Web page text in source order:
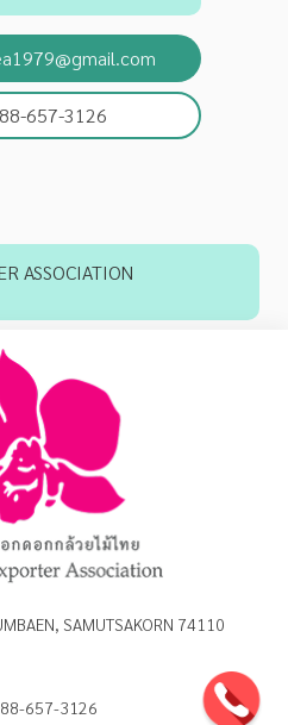
657-3126
ASSOCIATION
SAMUTSAKORN 74110
657-3126